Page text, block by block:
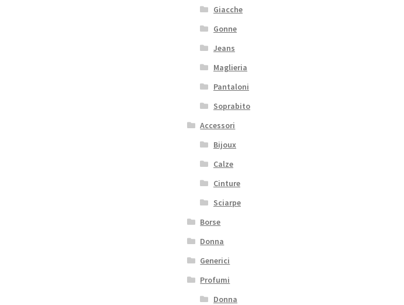
Giacche
Gonne
Jeans
Maglieria
Pantaloni
Soprabito
Accessori
Bijoux
Calze
Cinture
Sciarpe
Borse
Donna
Generici
Profumi
Donna